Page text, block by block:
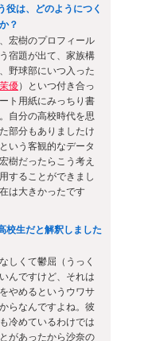
役は、どのようにつく
？
宏樹のプロフィール
宿題が出て、家族構
野球部にいつ入った
優）といつ付き合っ
ト用紙にみっちり書
自分の高校時代を思
部分もありましたけ
いう客観的なデータ
樹だったらこう考え
することができまし
は大きかったです
校生だと解釈しました
しくて鬱屈（うっく
んですけど、それは
やめるというウワサ
らなんですよね。彼
冷めているわけでは
があったから沙奈の